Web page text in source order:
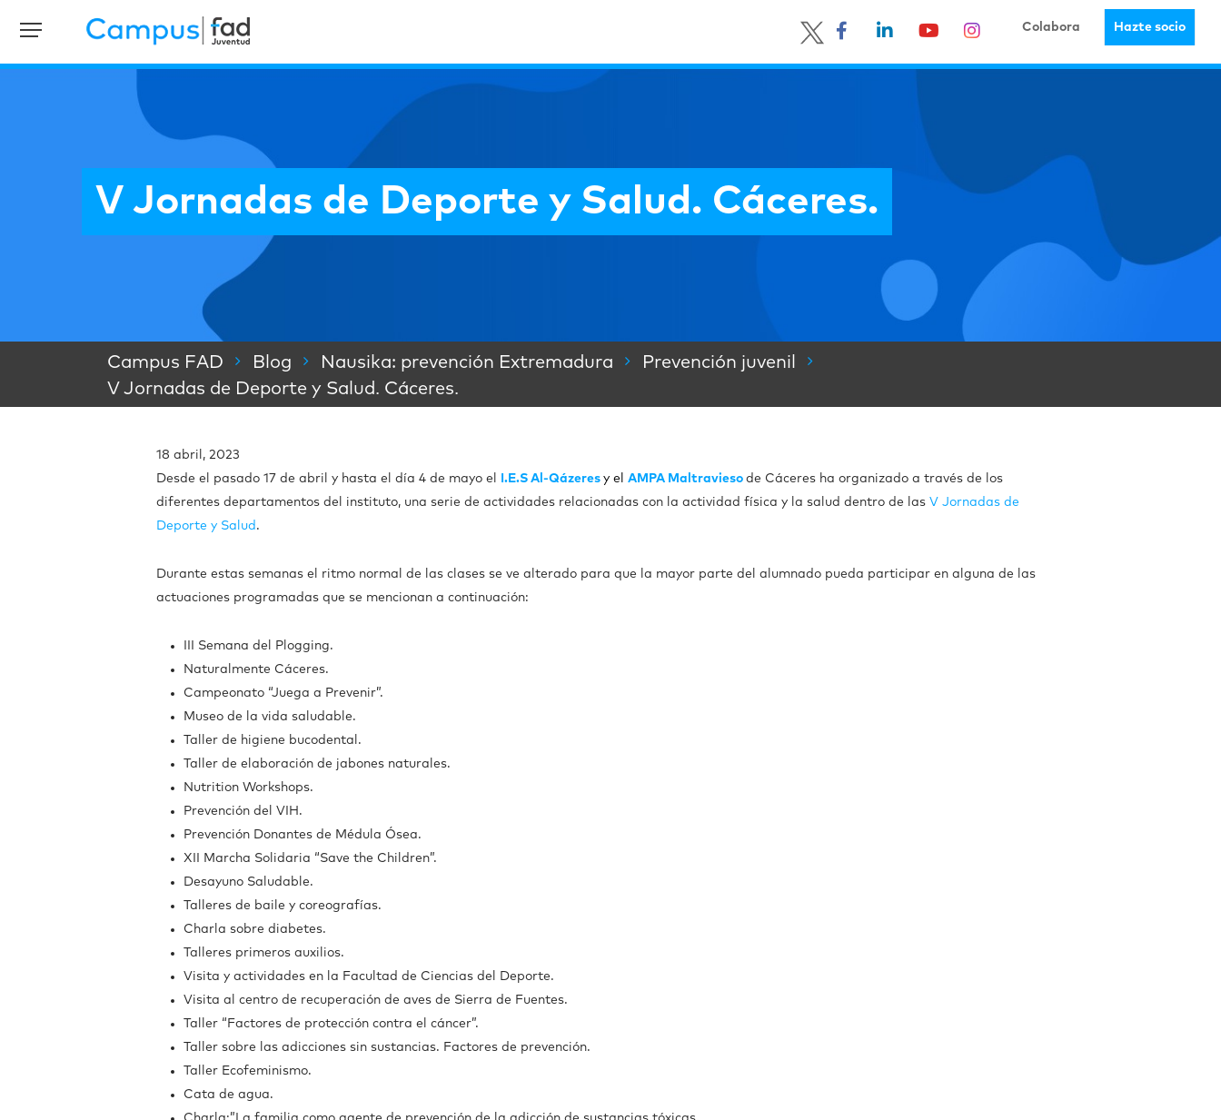
Colabora Hazte socio
V Jornadas de Deporte y Salud. Cáceres.
Campus FAD Blog Nausika: prevención Extremadura
Prevención juvenil
V Jornadas de Deporte y Salud. Cáceres.
18 abril, 2023
Desde el pasado 17 de abril y hasta el día 4 de mayo el
I.E.S Al-Qázeres y el AMPA Maltravieso de Cáceres ha organizado a través de los
diferentes departamentos del instituto, una serie de actividades relacionadas con la actividad física y la salud dentro de las V Jornadas de
Deporte y Salud .
Durante estas semanas el ritmo normal de las clases se ve alterado para que la mayor parte del alumnado pueda participar en alguna de las
actuaciones programadas que se mencionan a continuación:
III Semana del Plogging.
Naturalmente Cáceres.
Campeonato “Juega a Prevenir”.
Museo de la vida saludable.
Taller de higiene bucodental.
Taller de elaboración de jabones naturales.
Nutrition Workshops.
Prevención del VIH.
Prevención Donantes de Médula Ósea.
XII Marcha Solidaria “Save the Children”.
Desayuno Saludable.
Talleres de baile y coreografías.
Charla sobre diabetes.
Talleres primeros auxilios.
Visita y actividades en la Facultad de Ciencias del Deporte.
Visita al centro de recuperación de aves de Sierra de Fuentes.
Taller “Factores de protección contra el cáncer”.
Taller sobre las adicciones sin sustancias. Factores de prevención.
Taller Ecofeminismo.
Cata de agua.